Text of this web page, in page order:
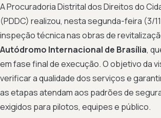
A Procuradoria Distrital dos Direitos do
(PDDC) realizou, nesta segunda-feira (3/
inspeção técnica nas obras de
Autódromo Internacional de Brasília,
em fase final de execução. O objetivo da
verificar a qualidade dos serviços e
as etapas atendam aos padrões de
exigidos para pilotos, equipes e público.